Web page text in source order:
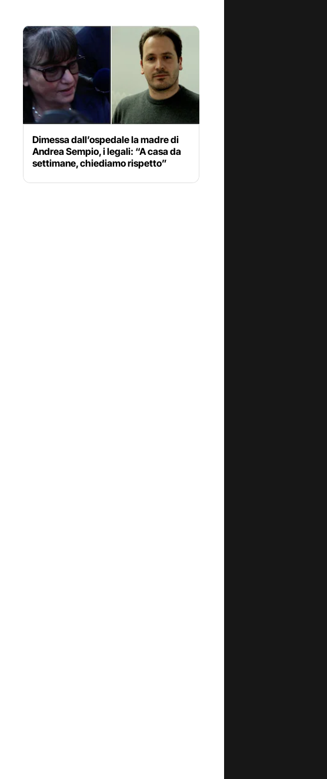
Dimessa dall’ospedale la madre di
Andrea Sempio, i legali: “A casa da
settimane, chiediamo rispetto”